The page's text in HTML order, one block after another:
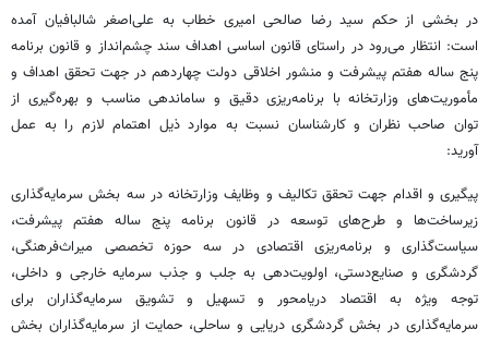
در بخشی از حکم سید رضا صالحی امیری خطاب به علی‌اصغرشالبافیان آمده
است: انتظار می‌رود در راستای قانون اساسی اهداف سند چشم‌انداز و قانون برنامه
پنج ساله هفتم پیشرفت و منشور اخلاقی دولت چهاردهم در جهت تحقق اهداف و
مأموریت‌های وزارتخانه با برنامه‌ریزی دقیق و ساماندهی مناسب و بهره‌گیری از
توان صاحب نظران و کارشناسان نسبت به موارد ذیل اهتمام لازم را به عمل
آورید:
پیگیری و اقدام جهت تحقق تکالیف و وظایف وزارتخانه در سه بخش سرمایه‌گذاری
زیرساخت‌ها و طرح‌های توسعه در قانون برنامه پنج ساله هفتم پیشرفت،
سیاست‌گذاری و برنامه‌ریزی اقتصادی در سه حوزه تخصصی میراث‌فرهنگی،
گردشگری و صنایع‌دستی‌، اولویت‌دهی به جلب و جذب سرمایه خارجی و داخلی،
توجه ویژه به اقتصاد دریامحور و تسهیل و تشویق سرمایه‌گذاران برای
سرمایه‌گذاری در بخش گردشگری دریایی و ساحلی، حمایت از سرمایه‌گذاران بخش